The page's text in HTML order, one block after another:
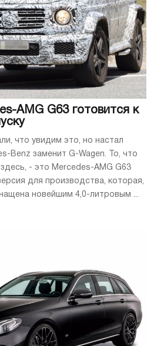
AMG G63 готовится к
что увидим это, но настал
Benz заменит G-Wagen. То, что
- это Mercedes-AMG G63
для производства, которая,
новейшим 4,0-литровым ...